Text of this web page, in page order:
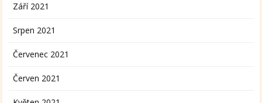
Září 2021
Srpen 2021
Červenec 2021
Červen 2021